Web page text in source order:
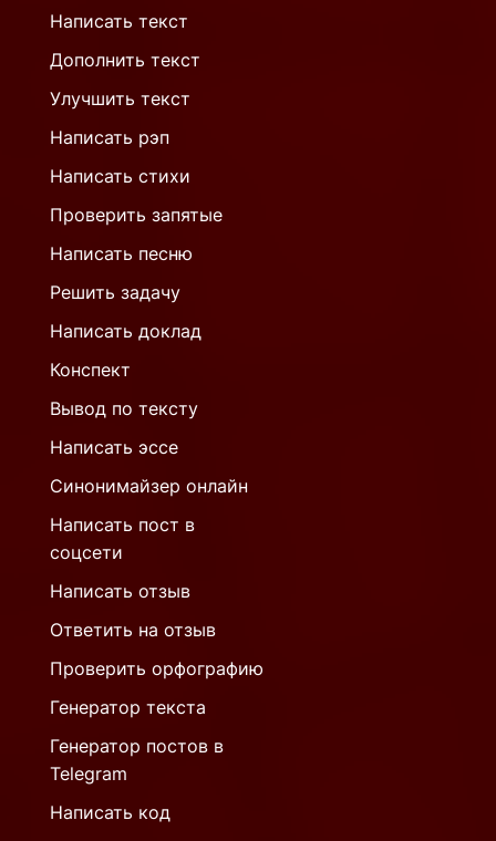
Написать текст
Дополнить текст
Улучшить текст
Написать рэп
Написать стихи
Проверить запятые
Написать песню
Решить задачу
Написать доклад
Конспект
Вывод по тексту
Написать эссе
Синонимайзер онлайн
Написать пост в
соцсети
Написать отзыв
Ответить на отзыв
Проверить орфографию
Генератор текста
Генератор постов в
Telegram
Написать код